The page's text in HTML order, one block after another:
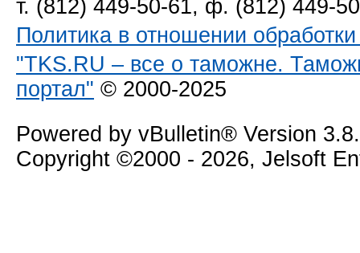
т. (812) 449-50-61, ф. (812) 449-
Политика в отношении
"TKS.RU – все о таможне.
портал" © 2000-2025
Powered by vBulletin® Version
Copyright ©2000 - 2026, Jelsoft